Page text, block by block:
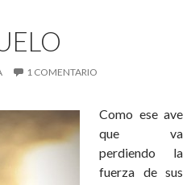
1 COMENTARIO
Como ese ave
que va
perdiendo la
fuerza de sus